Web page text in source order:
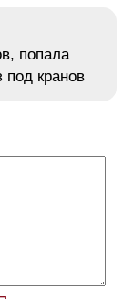
попала
под кранов